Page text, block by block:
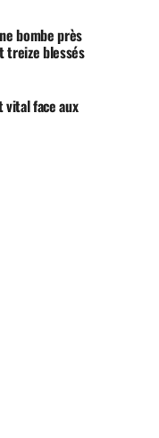
bombe près
treize blessés
vital face aux